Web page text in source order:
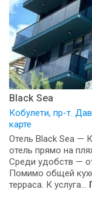
Black Sea
Кобулети, пр-т.
карте
Отель Black Sea —
отель прямо на
Среди удобств —
Помимо общей
терраса. К услуга...